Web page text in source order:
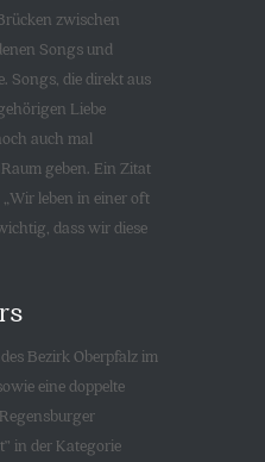
zwischen
Songs und
Songs, die direkt aus
Liebe
auch mal
geben. Ein Zitat
leben in einer oft
dass wir diese
Bezirk Oberpfalz im
eine doppelte
in der Kategorie